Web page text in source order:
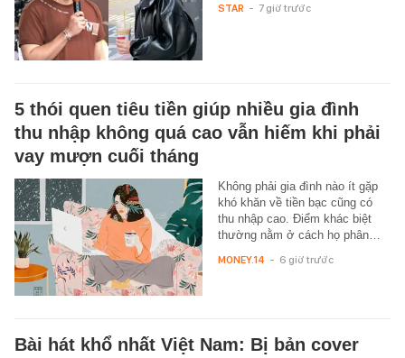
STAR - 7 giờ trước
5 thói quen tiêu tiền giúp nhiều gia đình
thu nhập không quá cao vẫn hiếm khi phải
vay mượn cuối tháng
Không phải gia đình nào ít gặp
khó khăn về tiền bạc cũng có
thu nhập cao. Điểm khác biệt
thường nằm ở cách họ phân…
MONEY.14 - 6 giờ trước
Bài hát khổ nhất Việt Nam: Bị bản cover